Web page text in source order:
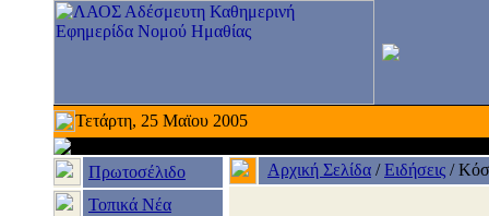
Τετάρτη, 25 Μαϊου 2005
Πρωτοσέλιδο
Τοπικά Νέα
Αρχική Σελίδα /Ειδήσεις /